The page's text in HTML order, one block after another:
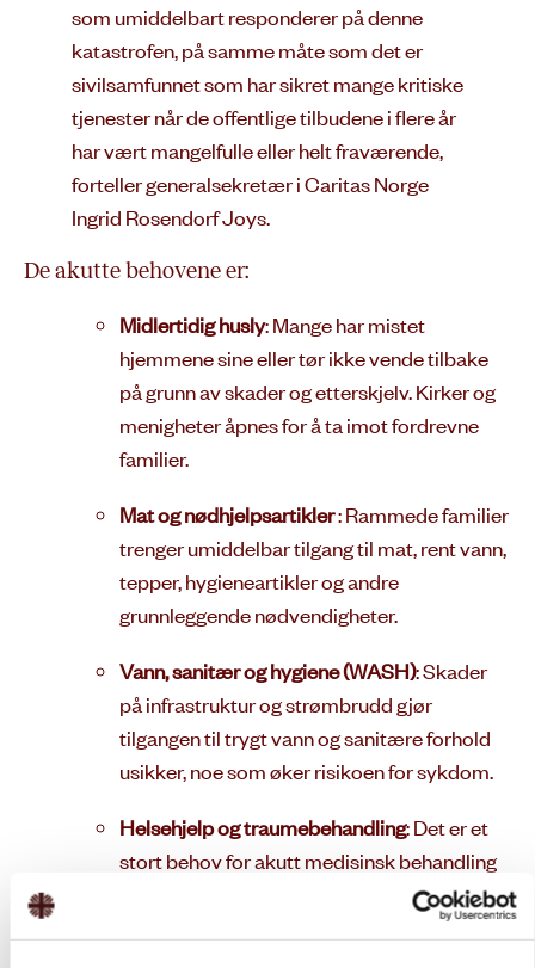
som umiddelbart responderer på denne
katastrofen, på samme måte som det er
sivilsamfunnet som har sikret mange kritiske
tjenester når de offentlige tilbudene i flere år
har vært mangelfulle eller helt fraværende,
forteller generalsekretær i Caritas Norge
Ingrid Rosendorf Joys.
De akutte behovene er:
Midlertidig husly: Mange har mistet
hjemmene sine eller tør ikke vende tilbake
på grunn av skader og etterskjelv. Kirker og
menigheter åpnes for å ta imot fordrevne
familier.
Mat og nødhjelpsartikler: Rammede familier
trenger umiddelbar tilgang til mat, rent vann,
tepper, hygieneartikler og andre
grunnleggende nødvendigheter.
Vann, sanitær og hygiene (WASH): Skader
på infrastruktur og strømbrudd gjør
tilgangen til trygt vann og sanitære forhold
usikker, noe som øker risikoen for sykdom.
Helsehjelp og traumebehandling: Det er et
stort behov for akutt medisinsk behandling
av skadde, inkludert kirurgisk kapasitet,
samt oppfølging av traumatiske skader.